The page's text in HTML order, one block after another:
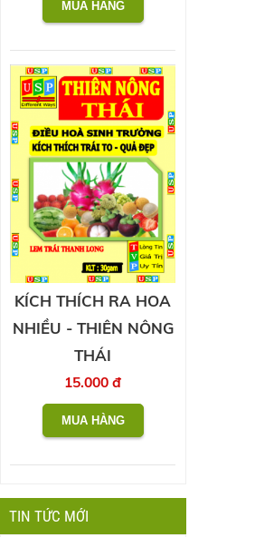
KÍCH THÍCH RA HOA
NHIỀU - THIÊN NÔNG
THÁI
15.000 đ
TIN TỨC MỚI